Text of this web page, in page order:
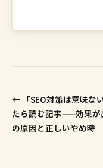
← 「SEO対策は意味な
たら読む記事——効果が
の原因と正しいやめ時